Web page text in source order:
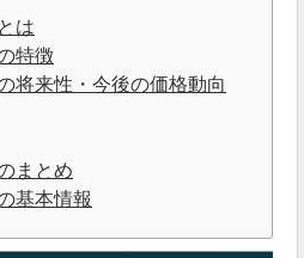
は
特徴
将来性・今後の価格動向
まとめ
基本情報